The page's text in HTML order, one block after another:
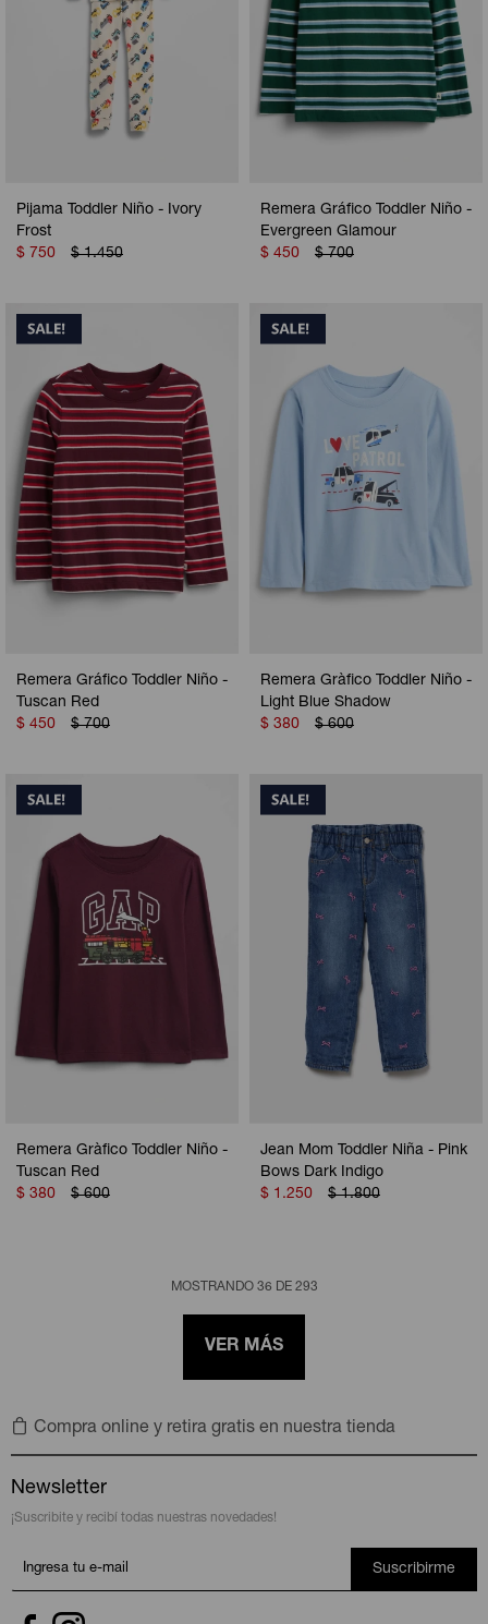
Pijama Toddler Niño - Ivory
Frost
$ 750 $ 1.450
Remera Gráfico Toddler Niño -
Evergreen Glamour
$ 450 $ 700
Remera Gráfico Toddler Niño -
Tuscan Red
$ 450 $ 700
Remera Gràfico Toddler Niño -
Light Blue Shadow
$ 380 $ 600
Remera Gràfico Toddler Niño -
Tuscan Red
$ 380 $ 600
Jean Mom Toddler Niña - Pink
Bows Dark Indigo
$ 1.250 $ 1.800
MOSTRANDO 36 DE 293
VER MÁS
Compra online y retira gratis en nuestra tienda
Newsletter
¡Suscribite y recibí todas nuestras novedades!
Suscribirme